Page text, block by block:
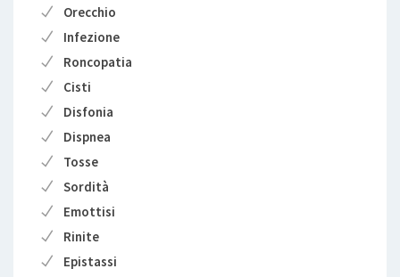
Orecchio
Infezione
Roncopatia
Cisti
Disfonia
Dispnea
Tosse
Sordità
Emottisi
Rinite
Epistassi